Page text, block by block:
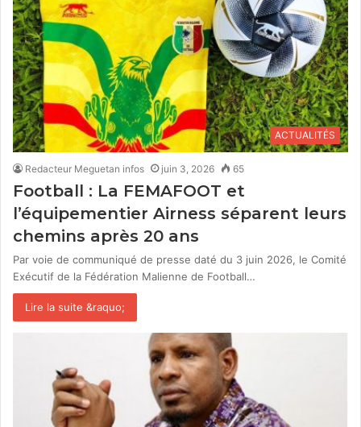
ACTUALITÉS
Redacteur Meguetan infos juin 3, 2026 65
Football : La FEMAFOOT et
l’équipementier Airness séparent leurs
chemins après 20 ans
Par voie de communiqué de presse daté du 3 juin 2026, le Comité
Exécutif de la Fédération Malienne de Football…
Lire la suite &raquo;